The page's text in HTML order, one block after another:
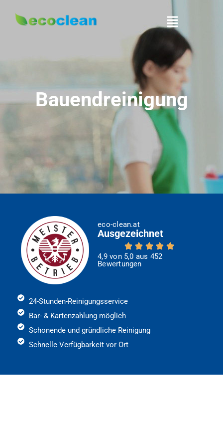
Bauendreinigung
eco-clean.at
Ausgezeichnet
4,9 von 5,0 aus 452
Bewertungen
24-Stunden-Reinigungsservice
Bar- & Kartenzahlung möglich
Schonende und gründliche Reinigung
Schnelle Verfügbarkeit vor Ort